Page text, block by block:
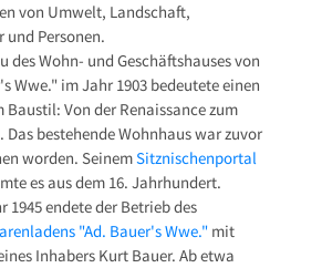
von Umwelt, Landschaft,
und Personen.
des Wohn- und Geschäftshauses von
Wwe." im Jahr 1903 bedeutete einen
Baustil: Von der Renaissance zum
Das bestehende Wohnhaus war zuvor
worden. SeinemSitznischenportal
es aus dem 16. Jahrhundert.
1945 endete der Betrieb des
"Ad. Bauer's Wwe." mit
Inhabers Kurt Bauer. Ab etwa